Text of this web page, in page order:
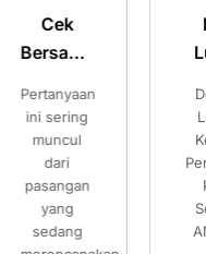
Hari
Lupus
Kenali
Gejala
Lupus
dan
Pentingnya
Deteksi
Lupus:
Kenapa
Perlu ANA
Profil
Setelah
ANA IF?